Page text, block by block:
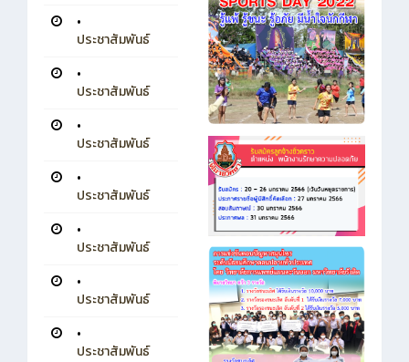
•
ประชาสัมพันธ์
•
ประชาสัมพันธ์
•
ประชาสัมพันธ์
•
ประชาสัมพันธ์
•
ประชาสัมพันธ์
•
ประชาสัมพันธ์
•
ประชาสัมพันธ์